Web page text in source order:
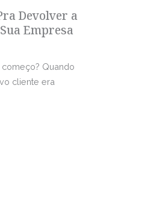
Devolver a
Empresa
Quando
cliente era